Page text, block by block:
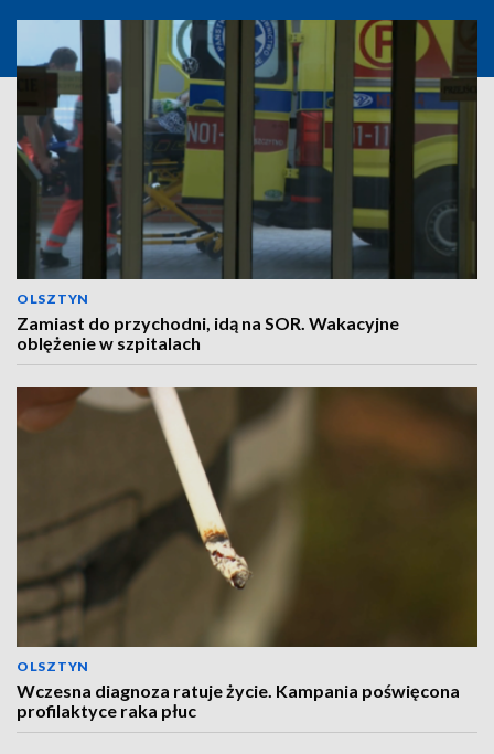
OLSZTYN
Zamiast do przychodni, idą na SOR. Wakacyjne
oblężenie w szpitalach
OLSZTYN
Wczesna diagnoza ratuje życie. Kampania poświęcona
profilaktyce raka płuc